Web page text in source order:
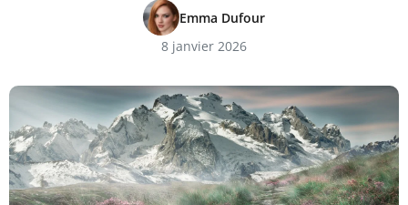
Emma Dufour
8 janvier 2026